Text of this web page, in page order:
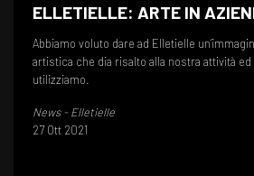
ELLETIELLE: ARTE IN
Abbiamo voluto dare ad Elletielle
artistica che dia risalto alla nostra attività
utilizziamo.
News - Elletielle
27 Ott 2021